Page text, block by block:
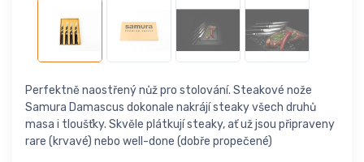
Perfektně naostřený nůž pro stolování. Steakové nože
Samura Damascus dokonale nakrájí steaky všech druhů
masa i tloušťky. Skvěle plátkují steaky, ať už jsou připraveny
rare (krvavé) nebo well-done (dobře propečené)